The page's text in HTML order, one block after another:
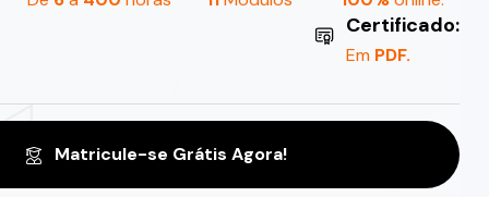
Certificado:
Em PDF.
Matricule-se Grátis Agora!